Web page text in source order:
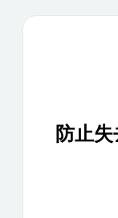
防止